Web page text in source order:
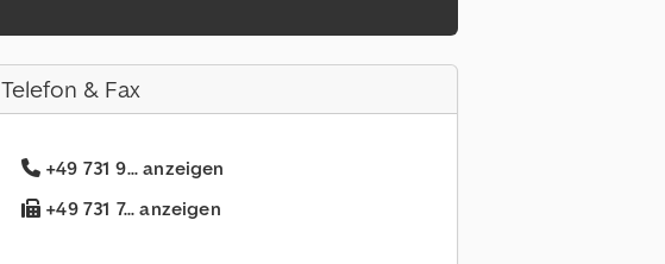
Telefon & Fax
+49 731 9... anzeigen
+49 731 7... anzeigen